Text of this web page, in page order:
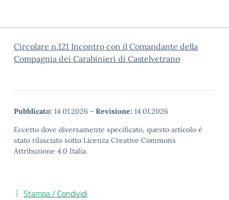
Circolare n.121 Incontro con il Comandante della
Compagnia dei Carabinieri di Castelvetrano
Pubblicato: 14.01.2026 - Revisione: 14.01.2026
Eccetto dove diversamente specificato, questo articolo è
stato rilasciato sotto Licenza Creative Commons
Attribuzione 4.0 Italia.
Stampa / Condividi